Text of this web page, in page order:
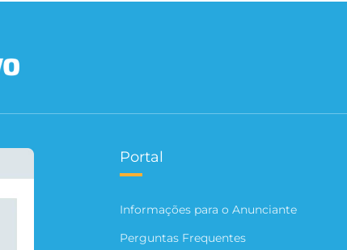
Portal
Informações para o Anunciante
Perguntas Frequentes